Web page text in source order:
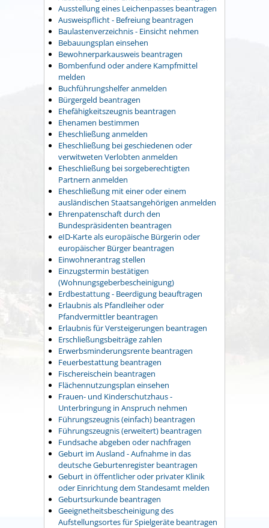
Ausstellung eines Leichenpasses beantragen
Ausweispflicht - Befreiung beantragen
Baulastenverzeichnis - Einsicht nehmen
Bebauungsplan einsehen
Bewohnerparkausweis beantragen
Bombenfund oder andere Kampfmittel
melden
Buchführungshelfer anmelden
Bürgergeld beantragen
Ehefähigkeitszeugnis beantragen
Ehenamen bestimmen
Eheschließung anmelden
Eheschließung bei geschiedenen oder
verwitweten Verlobten anmelden
Eheschließung bei sorgeberechtigten
Partnern anmelden
Eheschließung mit einer oder einem
ausländischen Staatsangehörigen anmelden
Ehrenpatenschaft durch den
Bundespräsidenten beantragen
eID-Karte als europäische Bürgerin oder
europäischer Bürger beantragen
Einwohnerantrag stellen
Einzugstermin bestätigen
(Wohnungsgeberbescheinigung)
Erdbestattung - Beerdigung beauftragen
Erlaubnis als Pfandleiher oder
Pfandvermittler beantragen
Erlaubnis für Versteigerungen beantragen
Erschließungsbeiträge zahlen
Erwerbsminderungsrente beantragen
Feuerbestattung beantragen
Fischereischein beantragen
Flächennutzungsplan einsehen
Frauen- und Kinderschutzhaus -
Unterbringung in Anspruch nehmen
Führungszeugnis (einfach) beantragen
Führungszeugnis (erweitert) beantragen
Fundsache abgeben oder nachfragen
Geburt im Ausland - Aufnahme in das
deutsche Geburtenregister beantragen
Geburt in öffentlicher oder privater Klinik
oder Einrichtung dem Standesamt melden
Geburtsurkunde beantragen
Geeignetheitsbescheinigung des
Aufstellungsortes für Spielgeräte beantragen